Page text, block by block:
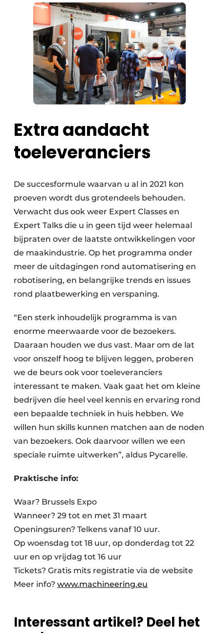
Extra aandacht
toeleveranciers
De succesformule waarvan u al in 2021 kon
proeven wordt dus grotendeels behouden.
Verwacht dus ook weer Expert Classes en
Expert Talks die u in geen tijd weer helemaal
bijpraten over de laatste ontwikkelingen voor
de maakindustrie. Op het programma onder
meer de uitdagingen rond automatisering en
robotisering, en belangrijke trends en issues
rond plaatbewerking en verspaning.
“Een sterk inhoudelijk programma is van
enorme meerwaarde voor de bezoekers.
Daaraan houden we dus vast. Maar om de lat
voor onszelf hoog te blijven leggen, proberen
we de beurs ook voor toeleveranciers
interessant te maken. Vaak gaat het om kleine
bedrijven die heel veel kennis en ervaring rond
een bepaalde techniek in huis hebben. We
willen hun skills kunnen matchen aan de noden
van bezoekers. Ook daarvoor willen we een
speciale ruimte uitwerken”, aldus Pycarelle.
Praktische info:
Waar? Brussels Expo
Wanneer? 29 tot en met 31 maart
Openingsuren? Telkens vanaf 10 uur.
Op woensdag tot 18 uur, op donderdag tot 22
uur en op vrijdag tot 16 uur
Tickets? Gratis mits registratie via de website
Meer info? www.machineering.eu
Interessant artikel? Deel het